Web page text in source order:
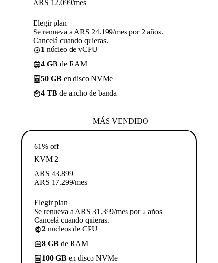
ARS 12.099/mes
Elegir plan
Se renueva a ARS 24.199/mes por 2 años.
Cancelá cuando quieras.
1 núcleo de vCPU
4 GB de RAM
50 GB en disco NVMe
4 TB de ancho de banda
MÁS VENDIDO
61% off
KVM 2
ARS 43.899
ARS 17.299/mes
Elegir plan
Se renueva a ARS 31.399/mes por 2 años.
Cancelá cuando quieras.
2 núcleos de CPU
8 GB de RAM
100 GB en disco NVMe